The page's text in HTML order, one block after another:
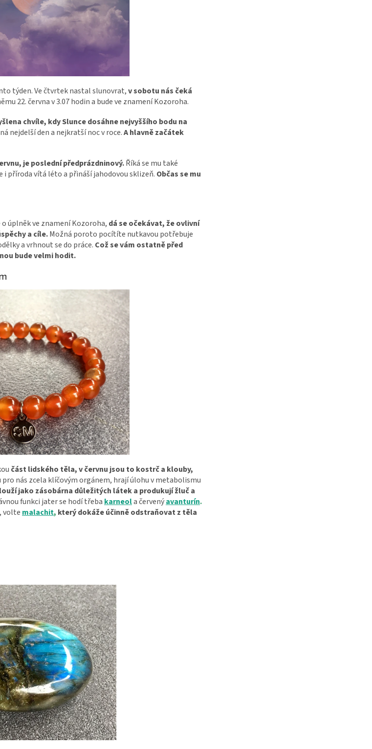
týden. Ve čtvrtek nastal slunovrat,v sobotu nás čeká
22. června v 3.07 hodin a bude ve znamení Kozoroha.
chvíle, kdy Slunce dosáhne nejvyššího bodu na
nejdelší den a nejkratší noc v roce.A hlavně začátek
je poslední předprázdninový.Říká se mu také
i příroda vítá léto a přináší jahodovou sklizeň. Občas se mu
úplněk ve znamení Kozoroha, dá se očekávat, že ovlivní
a cíle.Možná poroto pocítíte nutkavou potřebuje
a vrhnout se do práce. Což se vám ostatně před
bude velmi hodit.
část lidského těla, v červnu jsou to kostrč a klouby,
pro nás zcela klíčovým orgánem, hrají úlohu v metabolismu
jako zásobárna důležitých látek a produkují žluč a
funkci jater se hodí třeba karneola červenýavanturín.
volte malachit, který dokáže účinně odstraňovat z těla